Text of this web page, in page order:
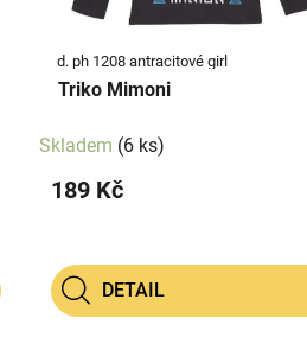
d. ph 1208 antracitové girl
Triko Mimoni
Skladem (6 ks)
189 Kč
DETAIL